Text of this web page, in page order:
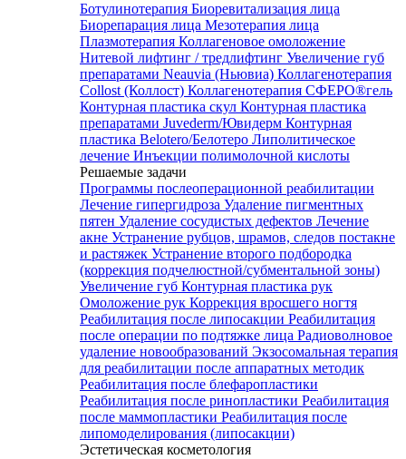
Ботулинотерапия Биоревитализация лица
Биорепарация лица Мезотерапия лица
Плазмотерапия Коллагеновое омоложение
Нитевой лифтинг / тредлифтинг Увеличение губ
препаратами Neauvia (Ньювиа) Коллагенотерапия
Collost (Коллост) Коллагенотерапия СФЕРО®гель
Контурная пластика скул Контурная пластика
препаратами Juvederm/Ювидерм Контурная
пластика Belotero/Белотеро Липолитическое
лечение Инъекции полимолочной кислоты
Решаемые задачи
Программы послеоперационной реабилитации
Лечение гипергидроза Удаление пигментных
пятен Удаление сосудистых дефектов Лечение
акне Устранение рубцов, шрамов, следов постакне
и растяжек Устранение второго подбородка
(коррекция подчелюстной/субментальной зоны)
Увеличение губ Контурная пластика рук
Омоложение рук Коррекция вросшего ногтя
Реабилитация после липосакции Реабилитация
после операции по подтяжке лица Радиоволновое
удаление новообразований Экзосомальная терапия
для реабилитации после аппаратных методик
Реабилитация после блефаропластики
Реабилитация после ринопластики Реабилитация
после маммопластики Реабилитация после
липомоделирования (липосакции)
Эстетическая косметология